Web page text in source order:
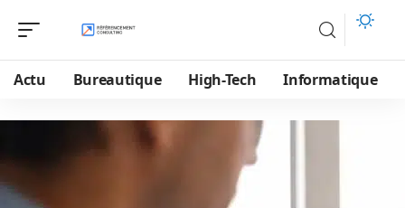
Actu Bureautique High-Tech Informatique